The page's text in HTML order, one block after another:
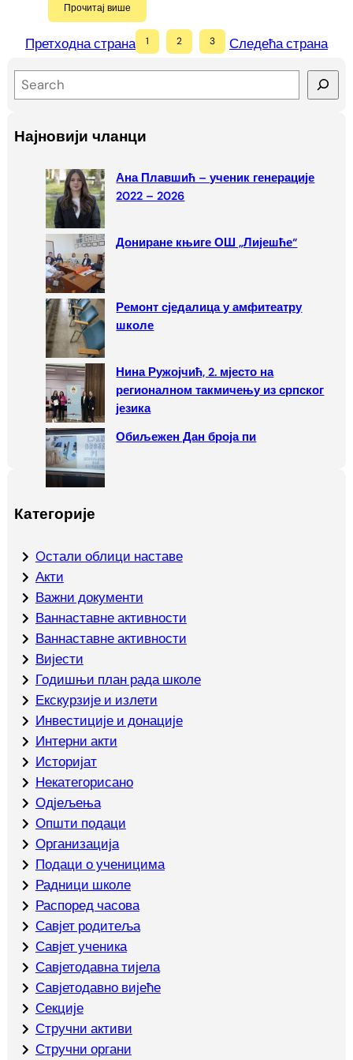
Прочитај више
Претходна страна 1 2 3 Следећа страна
e
rНајновији чланци
Ана Плавшић – ученик генерације
2022 – 2026
Дониране књиге ОШ „Лијешће“
Ремонт сједалица у амфитеатру
школе
Нина Ружојчић, 2. мјесто на
регионалном такмичењу из српског
језика
Обиљежен Дан броја пи
Категорије
Oстали облици наставе
Акти
Важни документи
Ваннаставне активности
Ваннаставне активности
Вијести
Годишњи план рада школе
Екскурзије и излети
Инвестиције и донације
Интерни акти
Историјат
Некатегорисано
Одјељења
Општи подаци
Организација
Подаци о ученицима
Радници школе
Распоред часова
Савјет родитеља
Савјет ученика
Савјетодавна тијела
Савјетодавно вијеће
Секције
Стручни активи
Стручни органи